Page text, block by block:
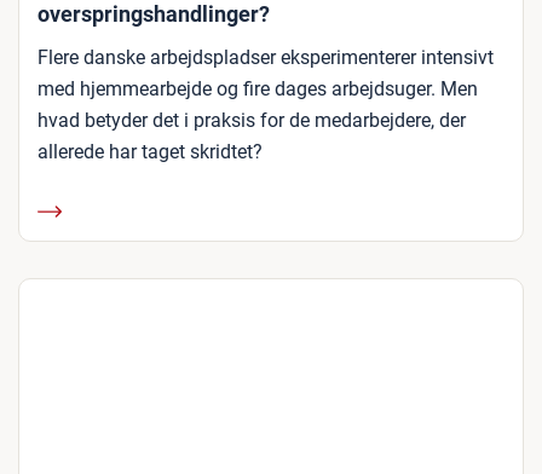
overspringshandlinger?
Flere danske arbejdspladser eksperimenterer intensivt
med hjemmearbejde og fire dages arbejdsuger. Men
hvad betyder det i praksis for de medarbejdere, der
allerede har taget skridtet?